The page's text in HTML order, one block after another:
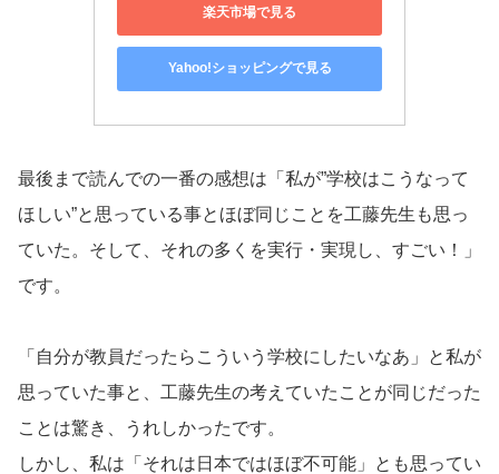
楽天市場で見る
Yahoo!ショッピングで見る
最後まで読んでの一番の感想は「私が”学校はこうなって
ほしい”と思っている事とほぼ同じことを工藤先生も思っ
ていた。そして、それの多くを実行・実現し、すごい！」
です。
「自分が教員だったらこういう学校にしたいなあ」と私が
思っていた事と、工藤先生の考えていたことが同じだった
ことは驚き、うれしかったです。
しかし、私は「それは日本ではほぼ不可能」とも思ってい